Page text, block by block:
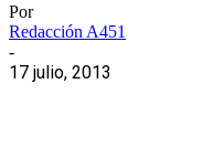
Por
Redacción A451
-
17 julio, 2013